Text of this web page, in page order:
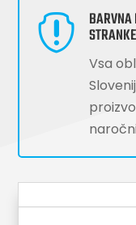
 STRANKE
Vsa